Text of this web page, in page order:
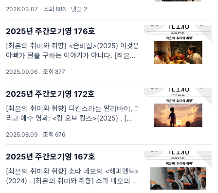
디인가 <신의 악단>의 선전을 보며 생각이 많
아집니다. 개봉 3개월 차에 들어선 3월
2026.03.07 · 조회 886 · 댓글 2
2025년 주간모기영 176호
[최은의 취미와 취향] <좀비딸>(2025) 이것은
아빠가 딸을 구하는 이야기가 아니다. [최은의
딸을 구하는 이야기가 아니다 오래 전 <조폭 마
누라>(2001)가 조폭의 마누라가 아니었던 것
처럼, <좀비딸>도 좀비의
2025.09.06 · 조회 877
2025년 주간모기영 172호
[최은의 취미와 취향] 디킨스라는 알리바이, 그
리고 예수 영화: <킹 오브 킹스>(2025) . [최은
예수 영화: <킹 오브 킹스>(2025) “어차피 죽
을 사람은 죽어야지. 넘치는 인구도 줄이고…”
2025.08.09 · 조회 676
2025년 주간모기영 167호
[최은의 취미와 취향] 소라 네오의 <해피엔드>
(2024) . [최은의 취미와 취향] 소라 네오의 <